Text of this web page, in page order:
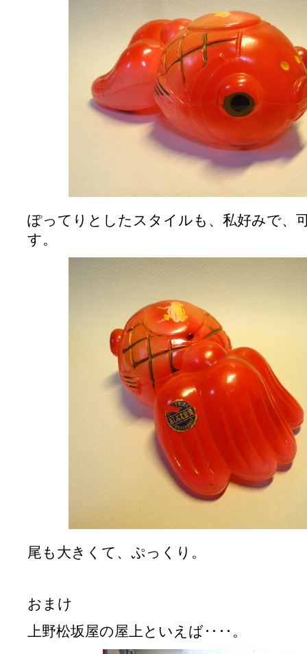
ぽってりとしたスタイルも、私好みで、
す。
尾も大きくて、ぷっくり。
おまけ
上野松坂屋の屋上といえば‥‥。